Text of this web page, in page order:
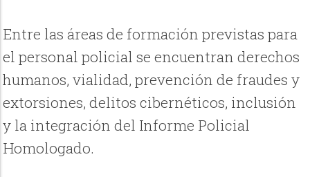
Entre las áreas de formación previstas para
el personal policial se encuentran derechos
humanos, vialidad, prevención de fraudes y
extorsiones, delitos cibernéticos, inclusión
y la integración del Informe Policial
Homologado.